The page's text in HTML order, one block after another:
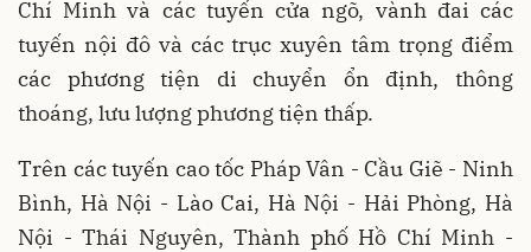
Chí Minh và các tuyến cửa ngõ, vành đai các
tuyến nội đô và các trục xuyên tâm trọng điểm
các phương tiện di chuyển ổn định, thông
thoáng, lưu lượng phương tiện thấp.
Trên các tuyến cao tốc Pháp Vân - Cầu Giẽ - Ninh
Bình, Hà Nội - Lào Cai, Hà Nội - Hải Phòng, Hà
Nội - Thái Nguyên, Thành phố Hồ Chí Minh -